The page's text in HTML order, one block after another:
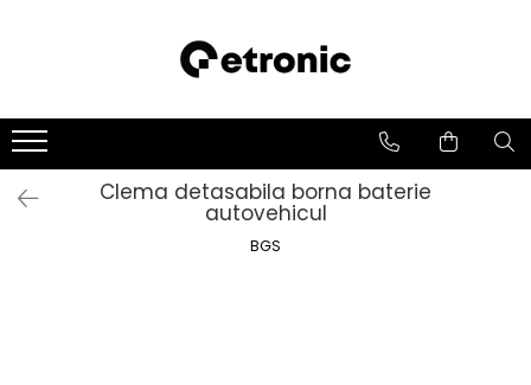
Clema detasabila borna baterie
autovehicul
BGS